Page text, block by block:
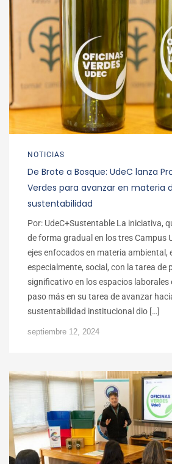
NOTICIAS
De Brote a Bosque: UdeC lanza
Verdes para avanzar en materia
sustentabilidad
Por: UdeC+Sustentable La iniciativa,
de forma gradual en los tres Campus
ejes enfocados en materia ambiental,
especialmente, social, con la tarea de
significativo en los espacios laborales
paso más en su tarea de avanzar
sustentabilidad institucional dio […]
septiembre 12, 2024